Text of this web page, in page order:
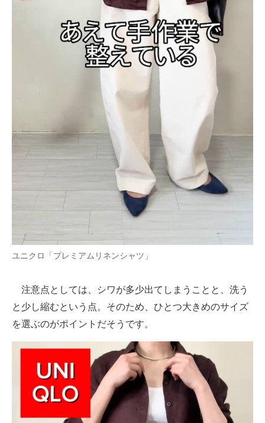
ユニクロ「プレミアムリネンシャツ」
注意点としては、シワが多少出てしまうことと、洗う
と少し縮むという点。そのため、ひとつ大きめのサイズ
を選ぶのがポイントだそうです。